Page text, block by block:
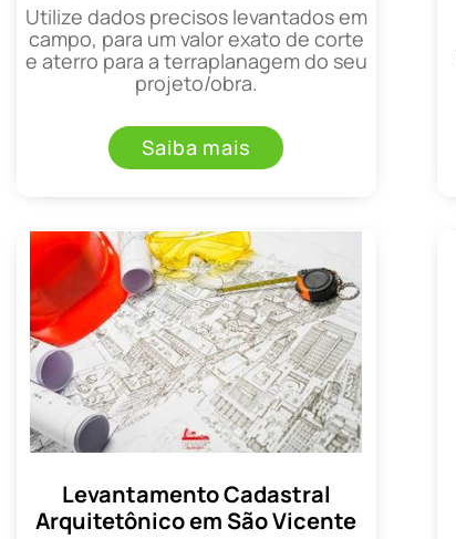
Utilize dados precisos levantados em
campo, para um valor exato de corte
e aterro para a terraplanagem do seu
projeto/obra.
Saiba mais
Levantamento Cadastral
Arquitetônico em São Vicente